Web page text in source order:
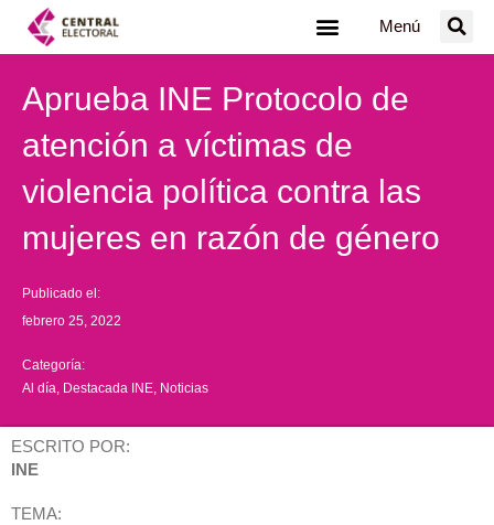
Menú
Aprueba INE Protocolo de
atención a víctimas de
violencia política contra las
mujeres en razón de género
Publicado el:
febrero 25, 2022
Categoría:
Al día Destacada INE Noticias
ESCRITO POR:
INE
TEMA: